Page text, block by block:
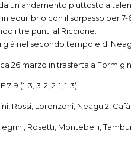
un andamento piuttosto
equilibrio con il sorpasso per
i tre punti al Riccione.
nel secondo tempo e di
26 marzo in trasferta a
9 (1-3, 3-2, 2-1, 1-3)
Rossi, Lorenzoni, Neagu 2,
Rosetti, Montebelli,